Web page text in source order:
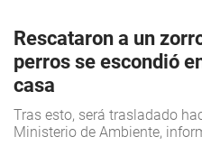
Rescataron a un
perros se escondió
casa
Tras esto, será trasladado
Ministerio de Ambiente,